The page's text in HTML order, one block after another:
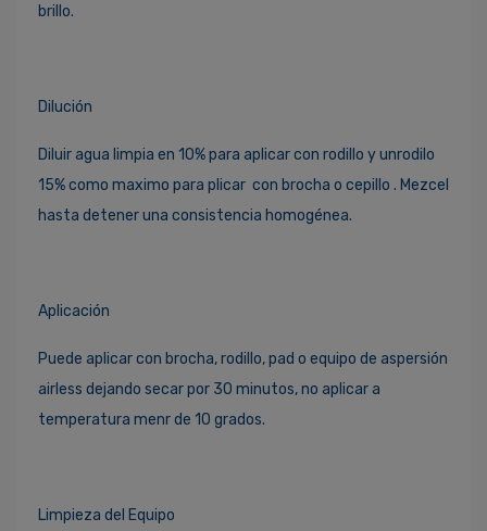
brillo.
Dilución
Diluir agua limpia en 10% para aplicar con rodillo y unrodilo
15% como maximo para plicar con brocha o cepillo . Mezcel
hasta detener una consistencia homogénea.
Aplicación
Puede aplicar con brocha, rodillo, pad o equipo de aspersión
airless dejando secar por 30 minutos, no aplicar a
temperatura menr de 10 grados.
Limpieza del Equipo